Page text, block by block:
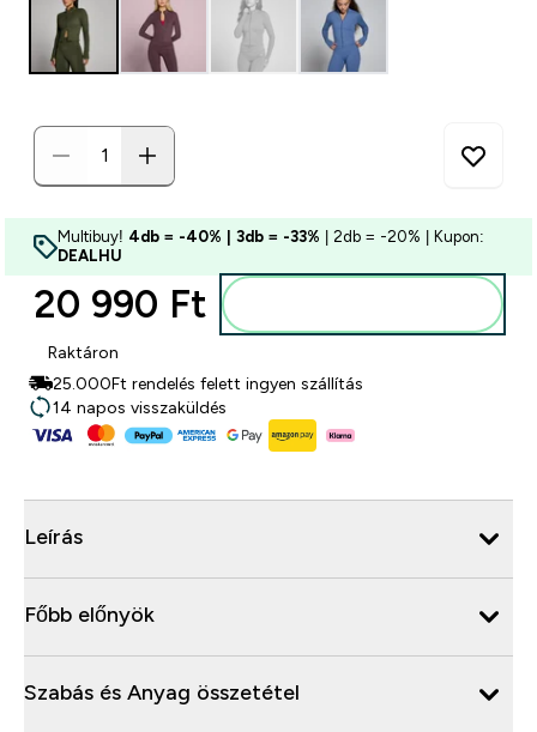
Multibuy! 4db = -40% | 3db = -33% | 2db = -20% | Kupon:
DEALHU
20 990 Ft‎
Raktáron
25.000Ft rendelés felett ingyen szállítás
14 napos visszaküldés
Leírás
Főbb előnyök
Szabás és Anyag összetétel